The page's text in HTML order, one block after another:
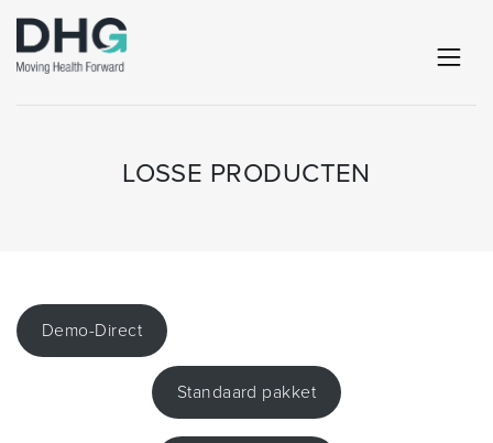
LOSSE PRODUCTEN
Demo-Direct
Standaard pakket